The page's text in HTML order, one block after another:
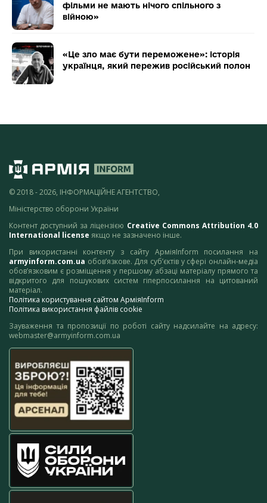
фільми не мають нічого спільного з
війною»
«Це зло має бути переможене»: історія
українця, який пережив російський полон
© 2018 - 2026, ІНФОРМАЦІЙНЕ АГЕНТСТВО,
Міністерство оборони України
Контент доступний за ліцензією Creative Commons Attribution 4.0
International license якщо не зазначено інше.
При використанні контенту з сайту АрміяInform посилання на
armyinform.com.ua обов’язкове. Для суб’єктів у сфері онлайн-медіа
обов’язковим є розміщення у першому абзаці матеріалу прямого та
відкритого для пошукових систем гіперпосилання на цитований
матеріал.
Політика користування сайтом АрміяInform
Політика використання файлів cookie
Зауваження та пропозиції по роботі сайту надсилайте на адресу:
webmaster@armyinform.com.ua